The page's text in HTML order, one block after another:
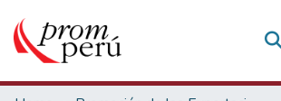
Communities & Collections